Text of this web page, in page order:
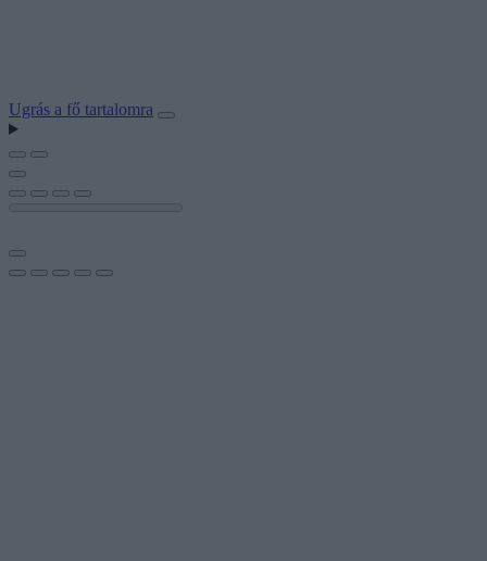
Ugrás a fő tartalomra